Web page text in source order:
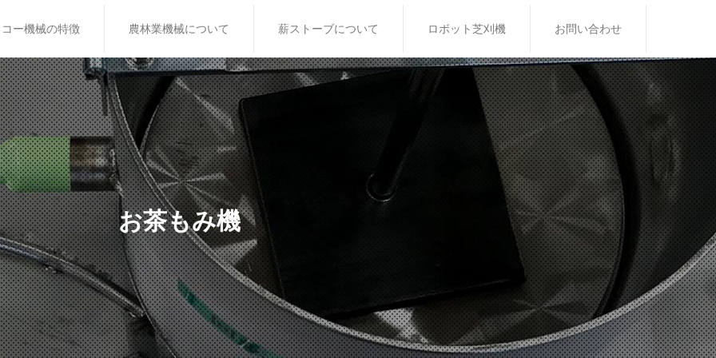
ー機械の特徴 農林業機械について 薪ストーブについて ロボット芝刈機 お問い合わせ
お茶もみ機